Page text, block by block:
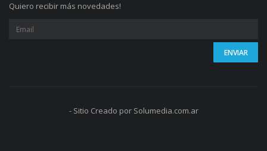
Quiero recibir más novedades!
- Sitio Creado por Solumedia.com.ar